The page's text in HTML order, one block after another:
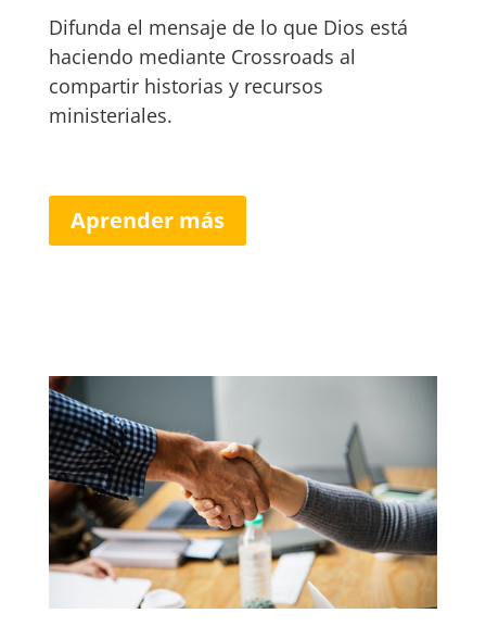
Difunda el mensaje de lo que Dios está
haciendo mediante Crossroads al
compartir historias y recursos
ministeriales.
Aprender más